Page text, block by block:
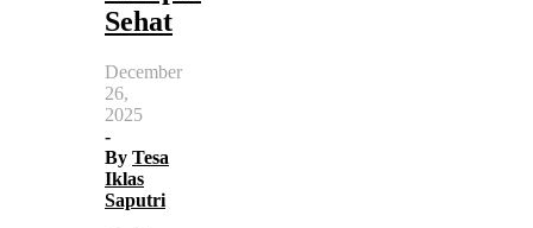
Sehat
December
26,
2025
-
By Tesa
Iklas
Saputri